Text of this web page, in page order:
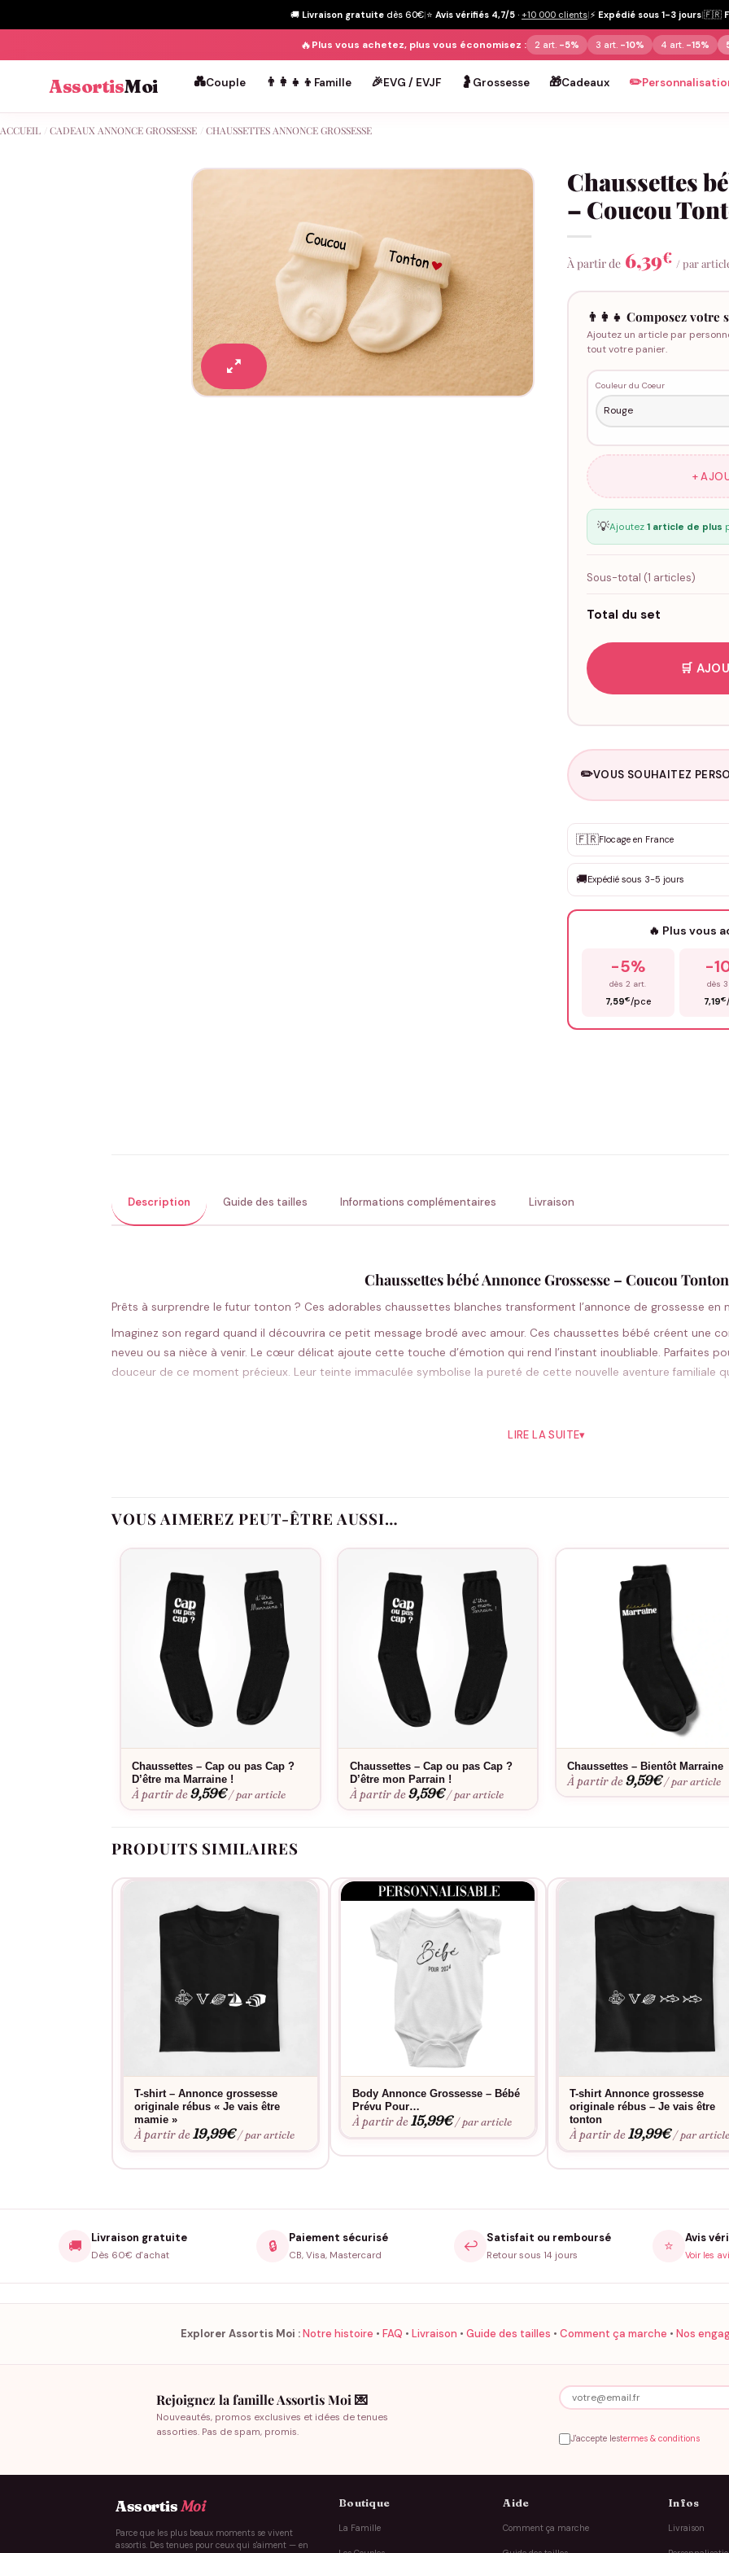
🚚 Livraison gratuite dès 60€|⭐ Avis vérifiés 4,7/5 · +10 000 clients|⚡ Expédié sous 1-3 jours|🇫🇷
🔥Plus vous achetez, plus vous économisez : 2 art. -5% 3 art. -10% 4 art. -15%
AssortisMoi 💑Couple 👨‍👩‍👧‍👦 Famille 🎉EVG / EVJF 🤰 Grossesse 🎁Cadeaux ✏️
ACCUEIL CADEAUX ANNONCE GROSSESSE CHAUSSETTES ANNONCE GROSSESSE
Chaussettes
– Coucou
À partir de 6,39€ / par
👨‍👩‍👧 Composez votre
Ajoutez un article par
tout votre panier.
Couleur du Coeur
+
💡Ajoutez 1 article de plus
Sous-total (1 articles)
Total du set
🛒
✏️VOUS SOUHAITEZ
✨ Personnalisation sur
DEVIS GRATUIT ·
Que souhaitez-vous ?
🇫🇷Flocage en France
🚚Expédié sous 3-5 jours
🔥 Plus vous
-5%
dès 2 art.
7,59€/pce
-
dès
7,19€
Description Guide des tailles Informations complémentaires Livraison
Chaussettes bébé Annonce Grossesse – Coucou Tonton
Prêts à surprendre le futur tonton ? Ces adorables chaussettes blanches transforment l’annonce de grossesse
Imaginez son regard quand il découvrira ce petit message brodé avec amour. Ces chaussettes bébé créent une
neveu ou sa nièce à venir. Le cœur délicat ajoute cette touche d’émotion qui rend l’instant inoubliable. Parfaites
douceur de ce moment précieux. Leur teinte immaculée symbolise la pureté de cette nouvelle aventure familiale
Design intemporel qui traverse les générations
Format original qui sort des sentiers battus
Annonces de grossesse en famille, révélations surprises, cadeaux de future marraine à tonton, séances photos
Bon à savoir
Consultez notre guide des tailles pour choisir la coupe parfaite. Envie d’une touche personnelle ? Découvrez notre
bébé Annonce Grossesse – Coucou Tonton se lavent facilement en machine et conservent leur éclat lavage après
LIRE LA SUITE▾
VOUS AIMEREZ PEUT-ÊTRE AUSSI…
Chaussettes – Cap ou pas Cap ?
D’être ma Marraine !
À partir de9,59€ / par article
Chaussettes – Cap ou pas Cap ?
D’être mon Parrain !
À partir de9,59€ / par article
Chaussettes – Bientôt Marraine
À partir de9,59€ / par article
PRODUITS SIMILAIRES
T-shirt – Annonce grossesse
originale rébus « Je vais être
mamie »
À partir de19,99€ / par article
Body Annonce Grossesse – Bébé
Prévu Pour…
À partir de15,99€ / par article
T-shirt Annonce grossesse
originale rébus – Je vais être
tonton
À partir de19,99€ / par article
🚚 Livraison gratuite
Dès 60€ d'achat
🔒 Paiement sécurisé
CB, Visa, Mastercard
↩️ Satisfait ou remboursé
Retour sous 14 jours
⭐ Avis
Voir les
Explorer Assortis Moi :Notre histoire • FAQ • Livraison • Guide des tailles • Comment ça marche • Nos
Rejoignez la famille Assortis Moi 💌
Nouveautés, promos exclusives et idées de tenues
assorties. Pas de spam, promis.
J'accepte lestermes & conditions
AssortisMoi
Parce que les plus beaux moments se vivent
assortis. Des tenues pour ceux qui s'aiment — en
Boutique
La Famille
Aide
Comment ça marche
Infos
Livraison